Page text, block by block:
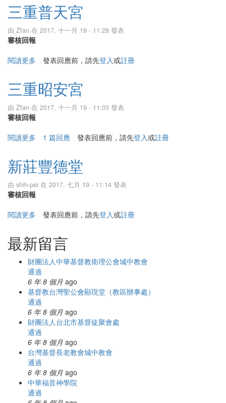
三重普天宮
由 Zfan 在 2017, 十一月 19 - 11:28 發表
審核回報
閱讀更多 關於三重普天宮
發表回應前，請先登入或註冊
三重昭安宮
由 Zfan 在 2017, 十一月 19 - 11:03 發表
審核回報
閱讀更多 關於三重昭安宮
1 篇回應 發表回應前，請先登入或註冊
新莊豐德堂
由 shih-pei 在 2017, 七月 19 - 11:14 發表
審核回報
閱讀更多 關於新莊豐德堂
發表回應前，請先登入或註冊
最新留言
財團法人中華基督教衛理公會城中教會
通過
6 年 8 個月 ago
基督教台灣聖公會顯現堂（教區辦事處）
通過
6 年 8 個月 ago
財團法人台北市基督徒聚會處
通過
6 年 8 個月 ago
台灣基督長老教會城中教會
通過
6 年 8 個月 ago
中華福音神學院
通過